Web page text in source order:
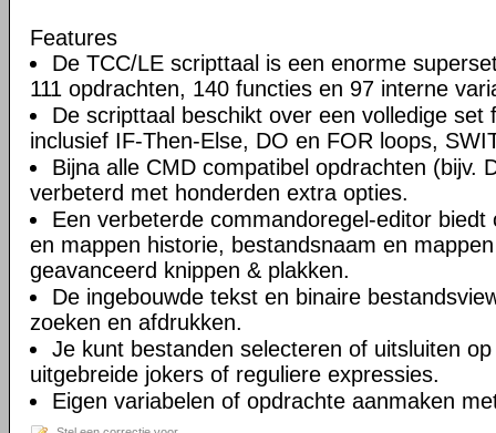
Features
De TCC/LE scripttaal is een enorme
111 opdrachten, 140 functies en 97 interne
De scripttaal beschikt over een volledige set
inclusief IF-Then-Else, DO en FOR loops,
Bijna alle CMD compatibel opdrachten (bijv.
verbeterd met honderden extra opties.
Een verbeterde commandoregel-editor
en mappen historie, bestandsnaam en
geavanceerd knippen & plakken.
De ingebouwde tekst en binaire
zoeken en afdrukken.
Je kunt bestanden selecteren of uitsluiten
uitgebreide jokers of reguliere expressies.
Eigen variabelen of opdrachte aanmaken